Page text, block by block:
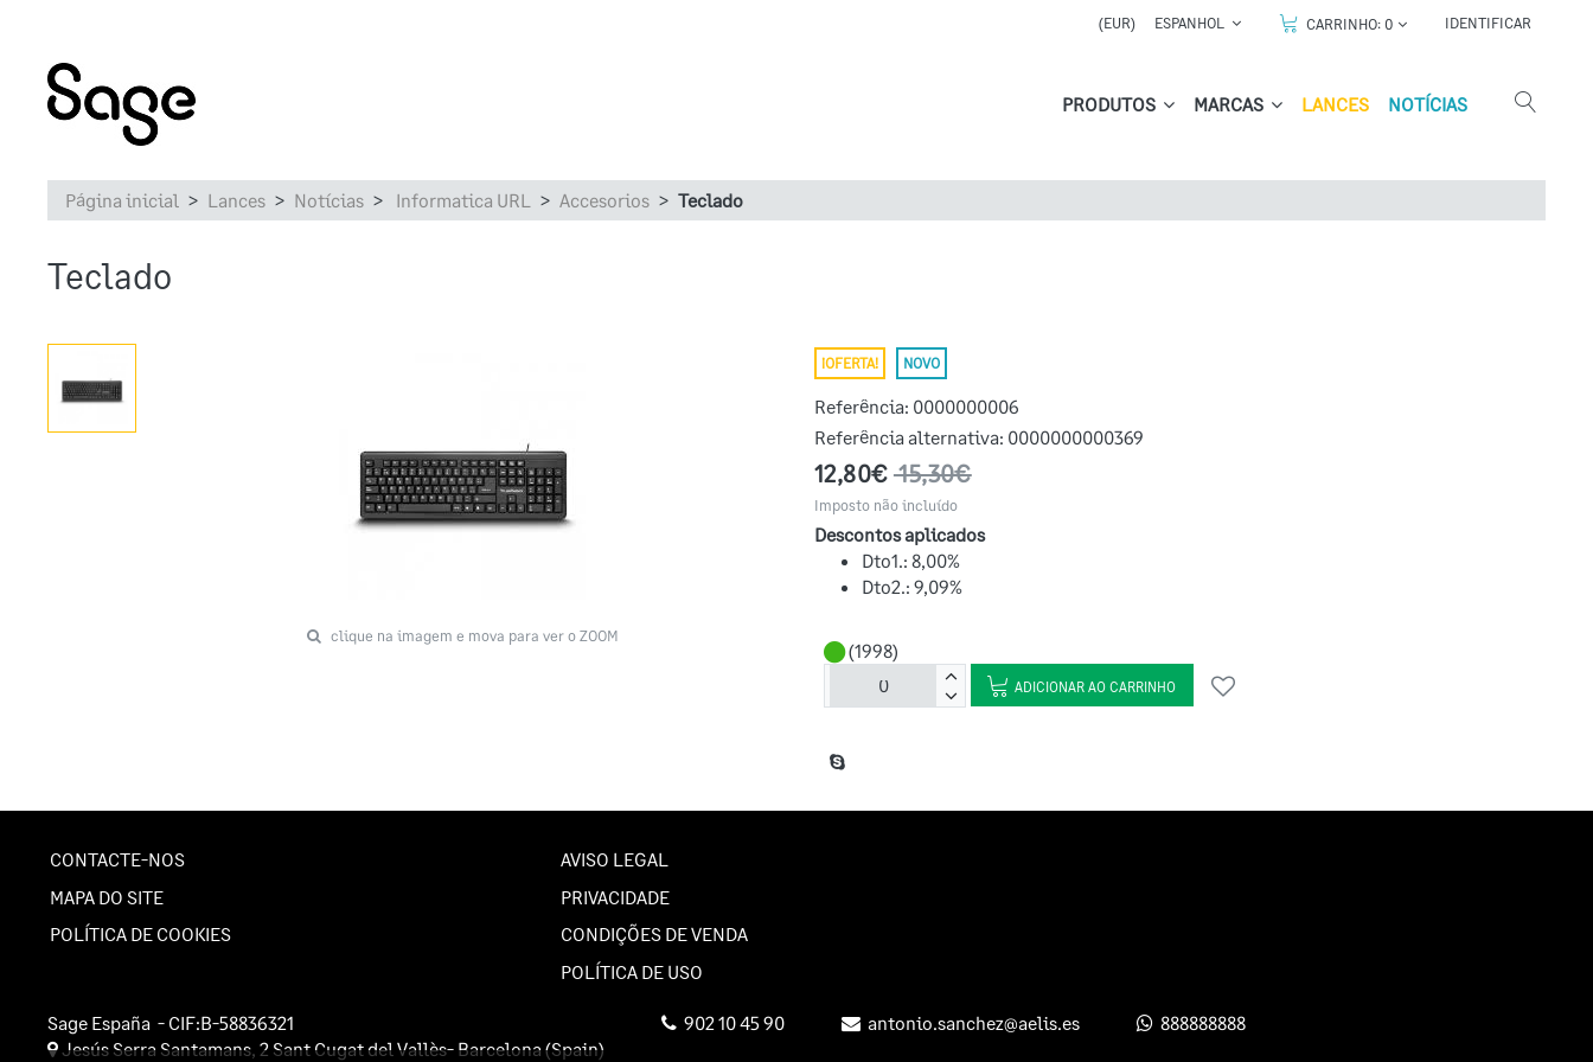
(EUR) ESPANHOL CARRINHO:0 IDENTIFICAR
PRODUTOS MARCAS LANCES NOTÍCIAS
Página inicial Lances Notícias Informatica URL Accesorios Teclado
Teclado
clique na imagem e mova para ver o ZOOM
¡OFERTA! NOVO
Referência: 0000000006
Referência alternativa: 0000000000369
12,80€ 15,30€
Imposto não incluído
Descontos aplicados
Dto1.: 8,00%
Dto2.: 9,09%
(1998)
ADICIONAR AO CARRINHO
CONTACTE-NOS
MAPA DO SITE
POLÍTICA DE COOKIES
AVISO LEGAL
PRIVACIDADE
CONDIÇÕES DE VENDA
POLÍTICA DE USO
Sage España - CIF:B-58836321
Jesús Serra Santamans, 2 Sant Cugat del Vallès- Barcelona (Spain)
902 10 45 90 antonio.sanchez@aelis.es 888888888